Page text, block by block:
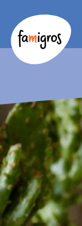
Navigation
Logo